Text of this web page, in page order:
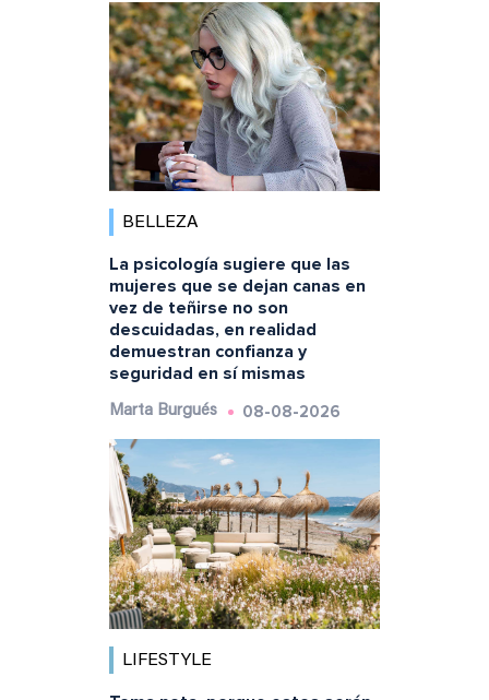
BELLEZA
La psicología sugiere que las
mujeres que se dejan canas en
vez de teñirse no son
descuidadas, en realidad
demuestran confianza y
seguridad en sí mismas
Marta Burgués 08-08-2026
LIFESTYLE